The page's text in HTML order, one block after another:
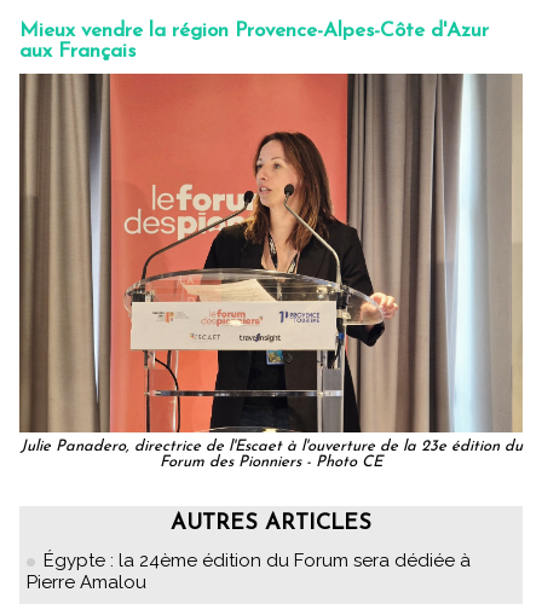
Mieux vendre la région Provence-Alpes-Côte d'Azur
aux Français
Julie Panadero, directrice de l'Escaet à l'ouverture de la 23e édition du
Forum des Pionniers - Photo CE
AUTRES ARTICLES
Égypte : la 24ème édition du Forum sera dédiée à
Pierre Amalou